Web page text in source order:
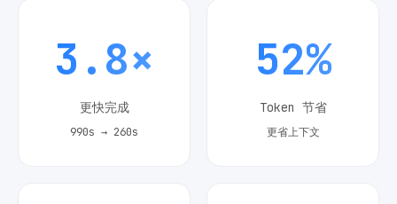
3.8×
更快完成
990s → 260s
52%
Token 节省
更省上下文